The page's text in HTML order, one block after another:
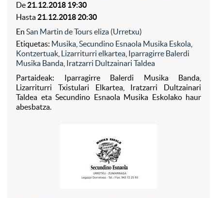
De 21.12.2018 19:30
Hasta 21.12.2018 20:30
En San Martin de Tours eliza (Urretxu)
Etiquetas: Musika Secundino Esnaola Musika Eskola
Kontzertuak Lizarriturri elkartea Iparragirre Balerdi
Musika Banda Iratzarri Dultzainari Taldea
Partaideak: Iparragirre Balerdi Musika Banda,
Lizarriturri Txistulari Elkartea, Iratzarri Dultzainari
Taldea eta Secundino Esnaola Musika Eskolako haur
abesbatza.